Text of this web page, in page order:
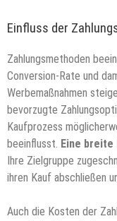
Einfluss der
Zahlungsmethoden
Conversion-Rate und
Werbemaßnahmen
bevorzugte
Kaufprozess
beeinflusst. Eine
Ihre Zielgruppe
ihren Kauf abschließen
Auch die Kosten der